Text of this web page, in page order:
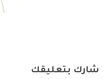
شارك بتعليقك